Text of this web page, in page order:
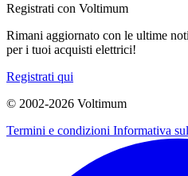
Registrati con Voltimum
Rimani aggiornato con le ultime
per i tuoi acquisti elettrici!
Registrati qui
© 2002-2026 Voltimum
Termini e condizioni Informativa